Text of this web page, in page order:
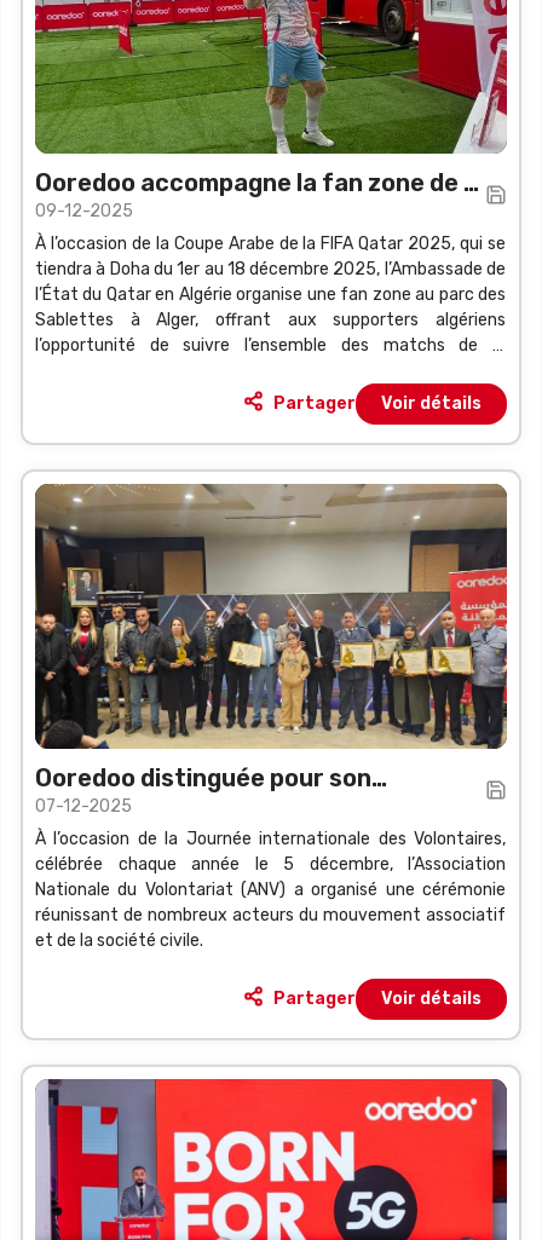
Ooredoo accompagne la fan zone de la
Coupe Arabe FIFA 2025
09-12-2025
À l’occasion de la Coupe Arabe de la FIFA Qatar 2025, qui se
tiendra à Doha du 1er au 18 décembre 2025, l’Ambassade de
l’État du Qatar en Algérie organise une fan zone au parc des
Sablettes à Alger, offrant aux supporters algériens
l’opportunité de suivre l’ensemble des matchs de la
dans une ambiance familiale, animée et sécurisée.
Partager Voir détails
Ooredoo distinguée pour son
engagement sociétal exemplaire
07-12-2025
À l’occasion de la Journée internationale des Volontaires,
célébrée chaque année le 5 décembre, l’Association
Nationale du Volontariat (ANV) a organisé une cérémonie
réunissant de nombreux acteurs du mouvement associatif
et de la société civile.
Partager Voir détails